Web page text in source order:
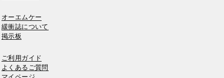
オーエムケー
緩衝誌について
掲示板
ご利用ガイド
よくあるご質問